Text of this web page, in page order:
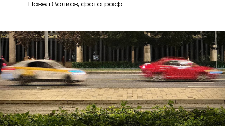
Павел Волков, фотограф